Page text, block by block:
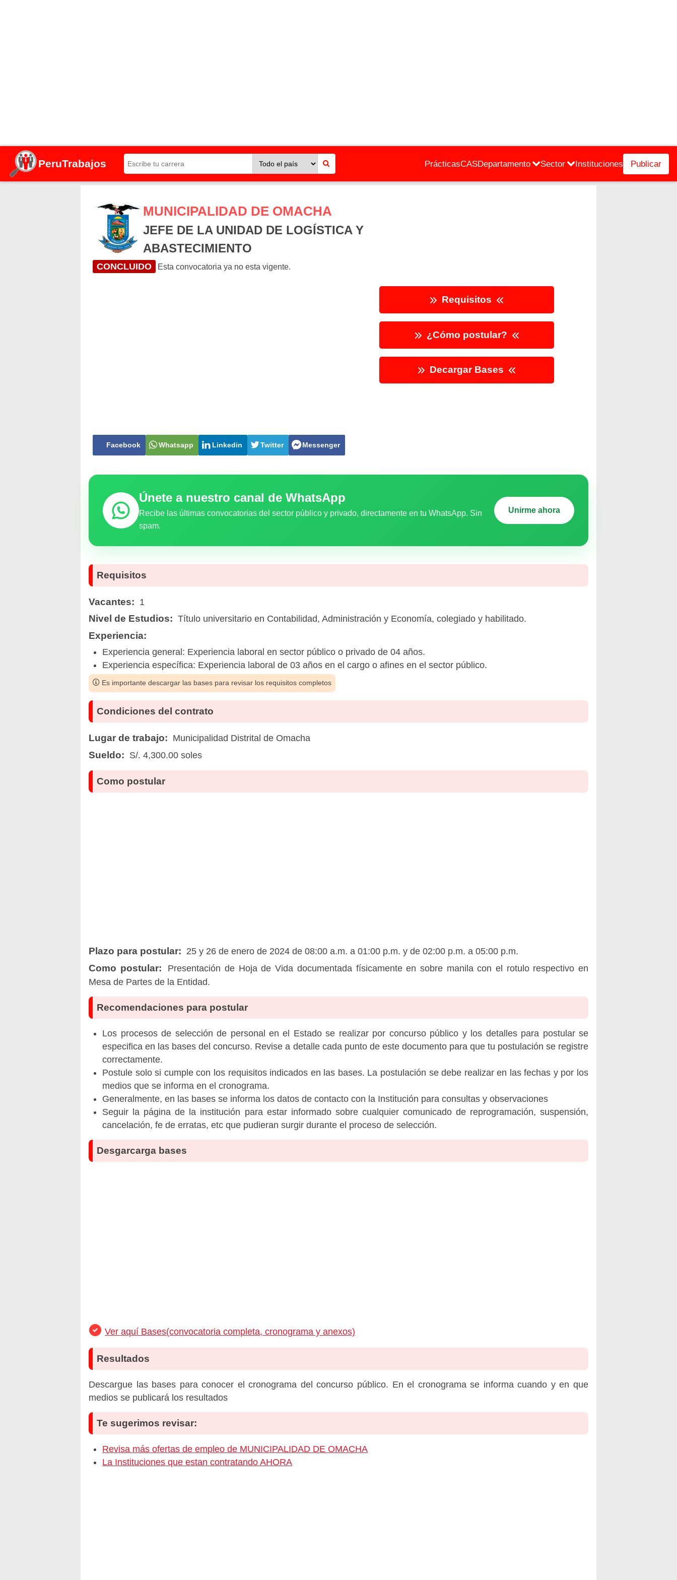
PeruTrabajos PrácticasCASDepartamento Sector Instituciones Publicar
MUNICIPALIDAD DE OMACHA
JEFE DE LA UNIDAD DE LOGÍSTICA Y
ABASTECIMIENTO
CONCLUIDO Esta convocatoria ya no esta vigente.
Facebook Whatsapp Linkedin Twitter Messenger
Requisitos
¿Cómo postular?
Decargar Bases
Únete a nuestro canal de WhatsApp
Recibe las últimas convocatorias del sector público y privado, directamente en tu WhatsApp. Sin
spam.
Unirme ahora
Requisitos
Vacantes: 1
Nivel de Estudios: Título universitario en Contabilidad, Administración y Economía, colegiado y habilitado.
Experiencia:
Experiencia general: Experiencia laboral en sector público o privado de 04 años.
Experiencia específica: Experiencia laboral de 03 años en el cargo o afines en el sector público.
Es importante descargar las bases para revisar los requisitos completos
Condiciones del contrato
Lugar de trabajo: Municipalidad Distrital de Omacha
Sueldo: S/. 4,300.00 soles
Como postular
Plazo para postular: 25 y 26 de enero de 2024 de 08:00 a.m. a 01:00 p.m. y de 02:00 p.m. a 05:00 p.m.
Como postular:
Presentación de Hoja de Vida documentada físicamente en sobre manila con el rotulo respectivo en
Mesa de Partes de la Entidad.
Recomendaciones para postular
Los procesos de selección de personal en el Estado se realizar por concurso público y los detalles para postular se
especifica en las bases del concurso. Revise a detalle cada punto de este documento para que tu postulación se registre
correctamente.
Postule solo si cumple con los requisitos indicados en las bases. La postulación se debe realizar en las fechas y por los
medios que se informa en el cronograma.
Generalmente, en las bases se informa los datos de contacto con la Institución para consultas y observaciones
Seguir la página de la institución para estar informado sobre cualquier comunicado de reprogramación, suspensión,
cancelación, fe de erratas, etc que pudieran surgir durante el proceso de selección.
Desgarcarga bases
Ver aquí Bases(convocatoria completa, cronograma y anexos)
Resultados
Descargue las bases para conocer el cronograma del concurso público. En el cronograma se informa cuando y en que
medios se publicará los resultados
Te sugerimos revisar:
Revisa más ofertas de empleo de MUNICIPALIDAD DE OMACHA
La Instituciones que estan contratando AHORA